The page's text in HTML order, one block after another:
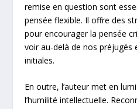
remise en question sont
pensée flexible. Il offre des
pour encourager la pensée
voir au-delà de nos préjugés
initiales.
En outre, l’auteur met en
l’humilité intellectuelle.